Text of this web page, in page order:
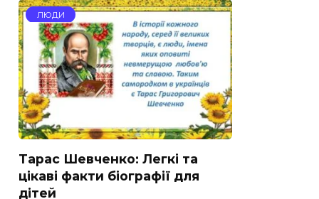
ЛЮДИ
Тарас Шевченко: Легкі та
цікаві факти біографії для
дітей